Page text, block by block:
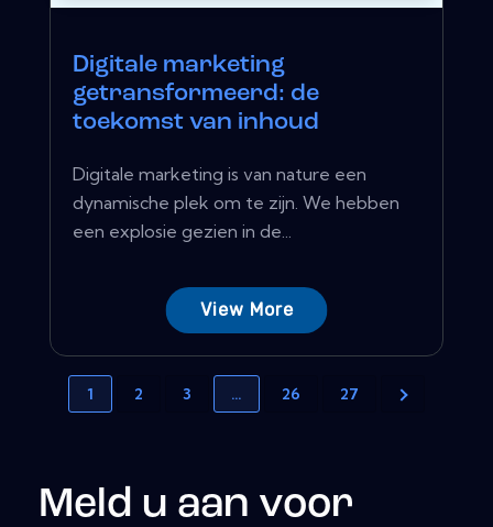
Digitale marketing
getransformeerd: de
toekomst van inhoud
Digitale marketing is van nature een
dynamische plek om te zijn. We hebben
een explosie gezien in de...
View More
1 2 3 … 26 27
Meld u aan voor